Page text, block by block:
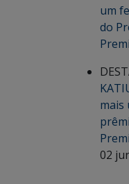
um
do
mais
02